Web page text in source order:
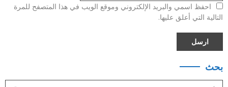
احفظ اسمي والبريد الإلكتروني وموقع الويب في هذا المتصفح للمرة
التالية التي أعلق عليها.
بحث